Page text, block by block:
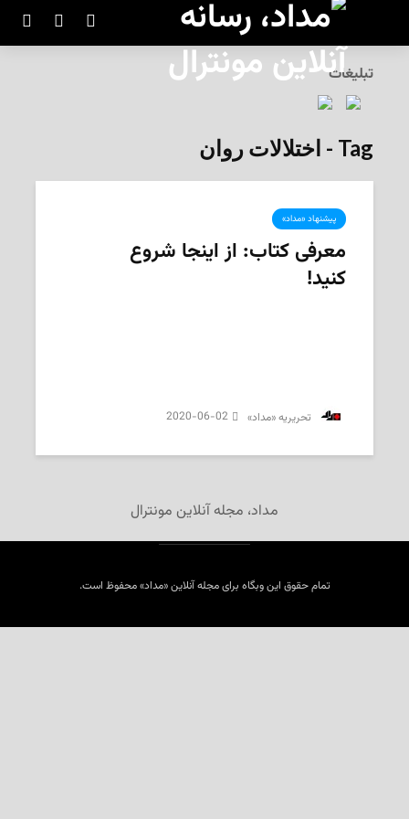
تبلیغات
Tag - اختلالات روان
پیشنهاد «مداد»
معرفی کتاب: از اینجا شروع
کنید!
‌ تحریریه «مداد» 2020-06-02
مداد، مجله آنلاین مونترال
تمام حقوق این وبگاه برای مجله آنلاین «مداد» محفوظ است.